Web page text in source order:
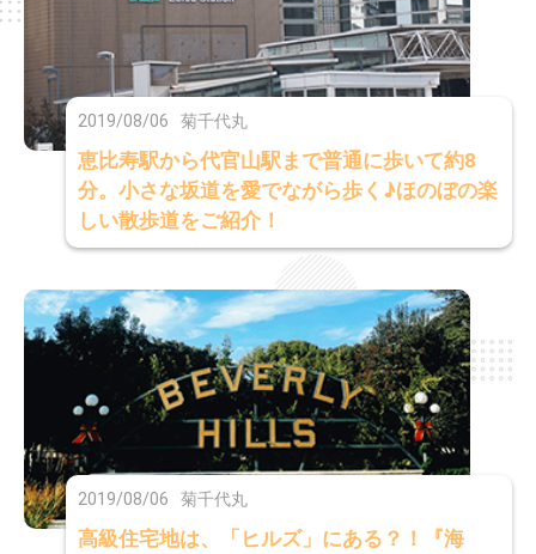
2019/08/06 菊千代丸
恵比寿駅から代官山駅まで普通に歩いて約8
分。小さな坂道を愛でながら歩く♪ほのぼの楽
しい散歩道をご紹介！
2019/08/06 菊千代丸
高級住宅地は、「ヒルズ」にある？！『海